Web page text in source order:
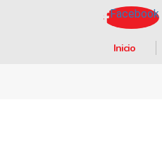
Facebook
Inicio